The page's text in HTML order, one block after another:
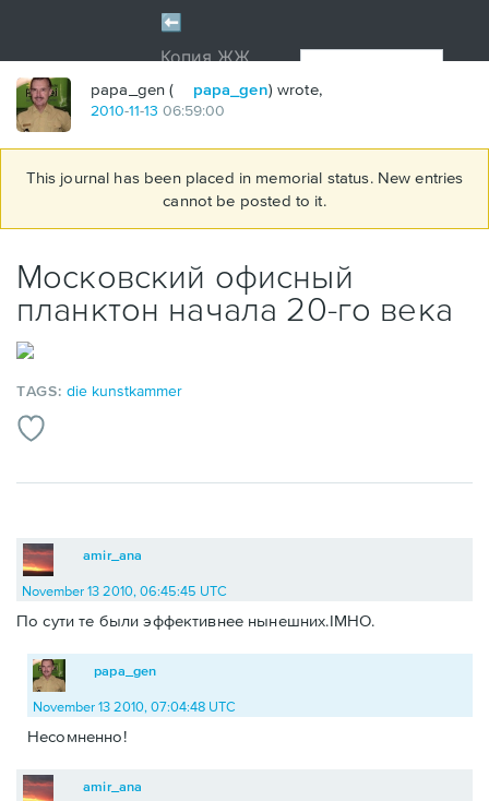
papa_gen ( papa_gen) wrote,
2010-11-13 06:59:00
This journal has been placed in memorial status. New entries
cannot be posted to it.
Московский офисный
планктон начала 20-го века
TAGS:die kunstkammer
amir_ana
November 13 2010, 06:45:45 UTC
По сути те были эффективнее нынешних.IMHO.
papa_gen
November 13 2010, 07:04:48 UTC
Несомненно!
amir_ana